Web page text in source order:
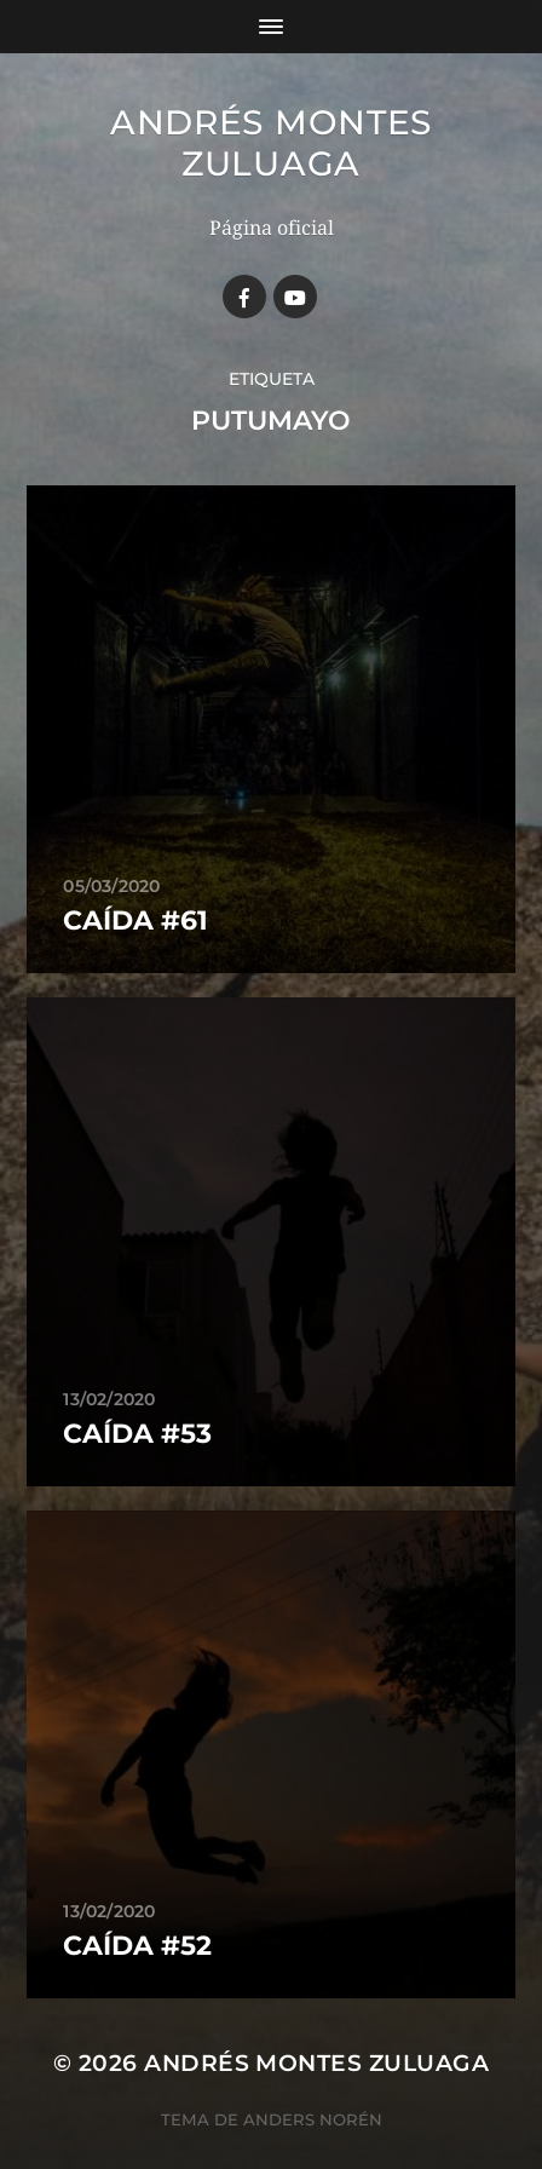
ANDRÉS MONTES
ZULUAGA
Página oficial
ETIQUETA
PUTUMAYO
05/03/2020
CAÍDA #61
13/02/2020
CAÍDA #53
13/02/2020
CAÍDA #52
© 2026ANDRÉS MONTES ZULUAGA
TEMA DE ANDERS NORÉN